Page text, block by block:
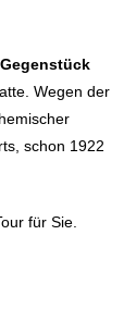
Wegen der
schon 1922
für Sie.